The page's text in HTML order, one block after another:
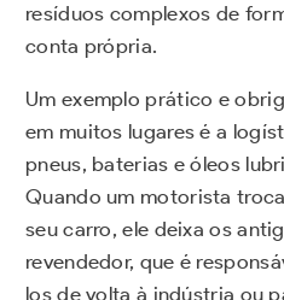
resíduos complexos de
conta própria.
Um exemplo prático e
em muitos lugares é a
pneus, baterias e óleos
Quando um motorista
seu carro, ele deixa os
revendedor, que é
los de volta à indústria ou